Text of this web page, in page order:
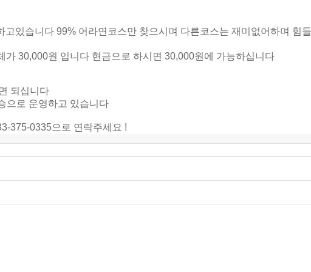
고있습니다 99% 어라연코스만 찾으시며 다른코스는 재미없어하며 힘
가 30,000원 입니다 현금으로 하시면 30,000원에 가능하십니다
되십니다
으로 운영하고 있습니다
375-0335으로 연락주세요 !